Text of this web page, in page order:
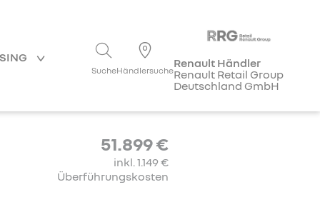
SucheHändlersucheRenault Händler
Renault Retail Group
Deutschland GmbH
51.899 €
inkl. 1.149 €
Überführungskosten